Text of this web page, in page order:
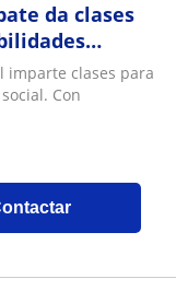
da clases
y
imparte clases para
Con